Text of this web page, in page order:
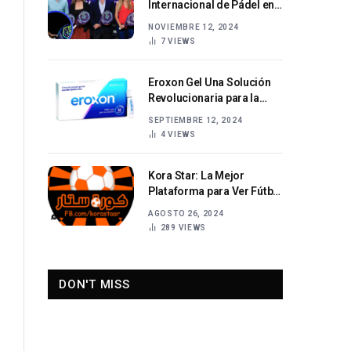
Internacional de Pádel en
NOVIEMBRE 12, 2024
7VIEWS
Eroxon Gel Una Solución
Revolucionaria para la
SEPTIEMBRE 12, 2024
4VIEWS
Kora Star: La Mejor
Plataforma para Ver Fútbol
AGOSTO 26, 2024
289 VIEWS
DON'T MISS